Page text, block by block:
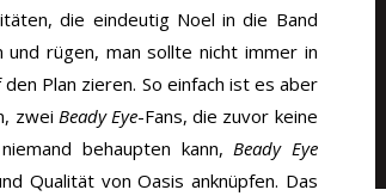
die eindeutig Noel in die Band
rügen, man sollte nicht immer in
Plan zieren. So einfach ist es aber
zwei Beady Eye-Fans, die zuvor keine
behaupten kann, Beady Eye
Qualität von Oasis anknüpfen. Das